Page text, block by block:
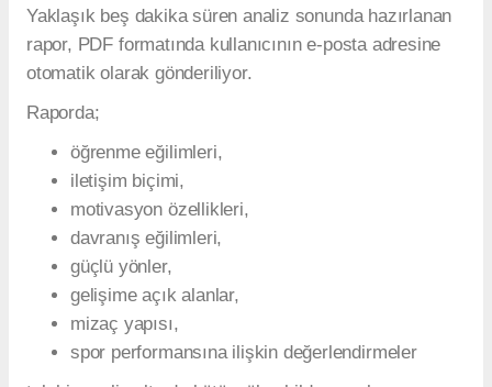
Yaklaşık beş dakika süren analiz sonunda hazırlanan
rapor, PDF formatında kullanıcının e-posta adresine
otomatik olarak gönderiliyor.
Raporda;
öğrenme eğilimleri,
iletişim biçimi,
motivasyon özellikleri,
davranış eğilimleri,
güçlü yönler,
gelişime açık alanlar,
mizaç yapısı,
spor performansına ilişkin değerlendirmeler